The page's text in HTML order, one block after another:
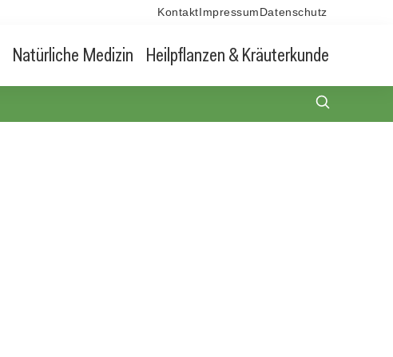
Kontakt Impressum Datenschutz
Natürliche Medizin Heilpflanzen & Kräuterkunde